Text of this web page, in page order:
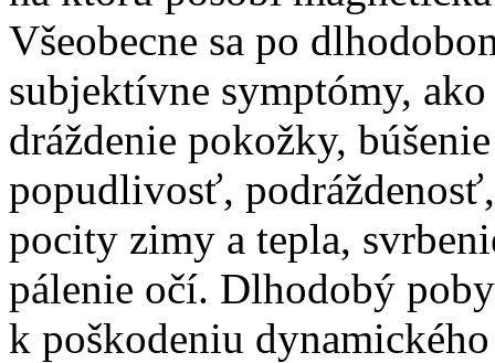
Všeobecne sa po
subjektívne symptómy,
dráždenie pokožky,
popudlivosť,
pocity zimy a tepla,
pálenie očí. Dlhodobý
k poškodeniu